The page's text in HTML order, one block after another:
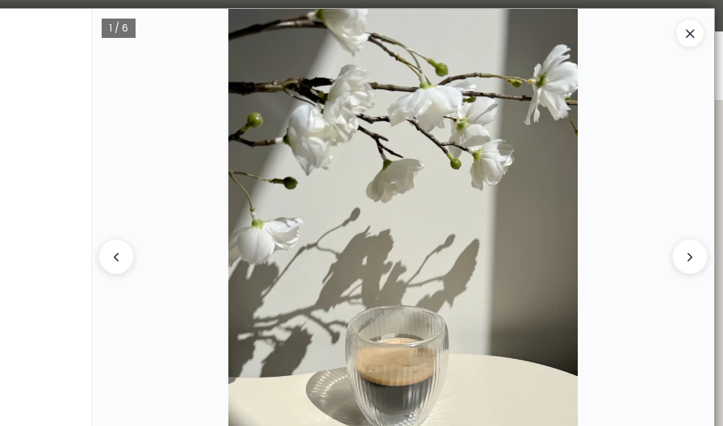
1 / 6
Bajamos los tiempos de despacho 🚀
Ingresar a la Tienda
CÓMO COMPRAR
QUIÉNES SOMOS TIENDA MINORISTA CONTACTO